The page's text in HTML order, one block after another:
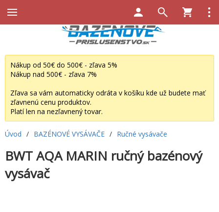
Nákup od 50€ do 500€ - zľava 5%
Nákup nad 500€ - zľava 7%
Zľava sa vám automaticky odráta v košíku kde už budete mať
zľavnenú cenu produktov.
Platí len na nezľavnený tovar.
Úvod / BAZÉNOVÉ VYSÁVAČE / Ručné vysávače
BWT AQA MARIN ručný bazénový
vysávač